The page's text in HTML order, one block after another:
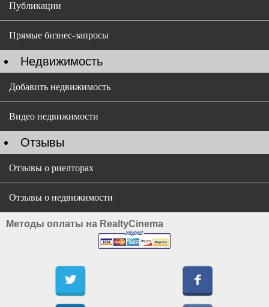
Публикации
Прямые бизнес-запросы
Недвижимость
Добавить недвижимость
Видео недвижимости
Отзывы
Отзывы о риелторах
Отзывы о недвижимости
Методы оплаты на RealtyCinema